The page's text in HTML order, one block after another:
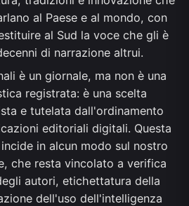
al Paese e al mondo, con
al Sud la voce che gli è
di narrazione altrui.
è un giornale, ma non è una
registrata: è una scelta
e tutelata dall'ordinamento
editoriali digitali. Questa
in alcun modo sul nostro
che resta vincolato a verifica
autori, etichettatura della
dell'uso dell'intelligenza